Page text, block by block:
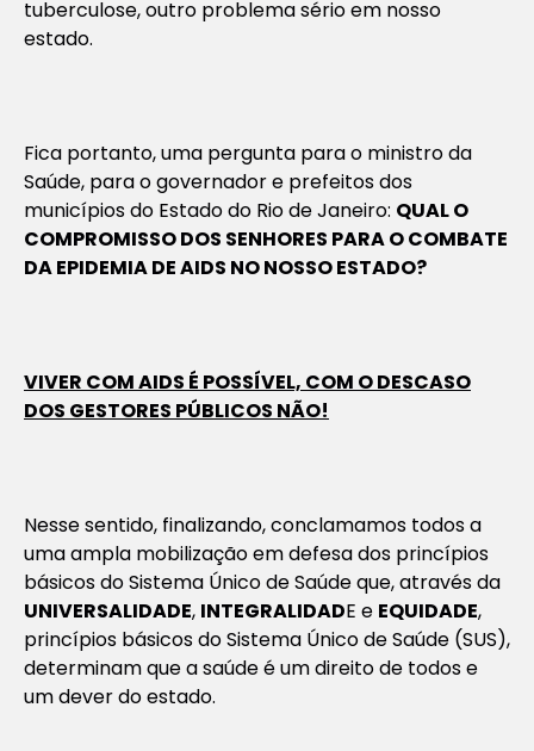
tuberculose, outro problema sério em nosso
estado.
Fica portanto, uma pergunta para o ministro da
Saúde, para o governador e prefeitos dos
municípios do Estado do Rio de Janeiro: QUAL O
COMPROMISSO DOS SENHORES PARA O COMBATE
DA EPIDEMIA DE AIDS NO NOSSO ESTADO?
VIVER COM AIDS É POSSÍVEL, COM O DESCASO
DOS GESTORES PÚBLICOS NÃO!
Nesse sentido, finalizando, conclamamos todos a
uma ampla mobilização em defesa dos princípios
básicos do Sistema Único de Saúde que, através da
UNIVERSALIDADE, INTEGRALIDADE e EQUIDADE,
princípios básicos do Sistema Único de Saúde (SUS),
determinam que a saúde é um direito de todos e
um dever do estado.